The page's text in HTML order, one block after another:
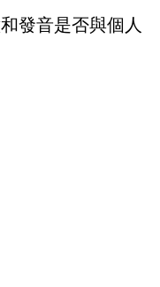
發音是否與個人